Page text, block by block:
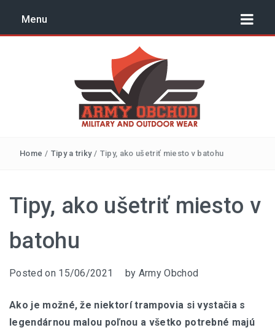
Menu
TIPY A TRIKY
Outdoor, surival, army –
Home / Tipy a triky / Tipy, ako ušetriť miesto v batohu
Tipy, ako ušetriť miesto v
batohu
Posted on 15/06/2021 by Army Obchod
Ako je možné, že niektorí trampovia si vystačia s
legendárnou malou poľnou a všetko potrebné majú